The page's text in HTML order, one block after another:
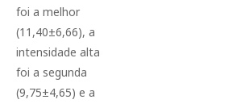
foi a melhor
(11,40±6,66), a
intensidade alta
foi a segunda
(9,75±4,65) e a